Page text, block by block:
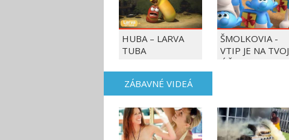
HUBA – LARVA
TUBA
ŠMOLKOVIA -
VTIP JE NA TVOJ
ÚČET
ZÁBAVNÉ VIDEÁ